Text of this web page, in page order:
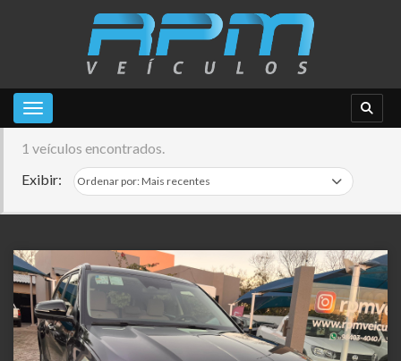
Toggle navigation
1 veículos encontrados.
Exibir: